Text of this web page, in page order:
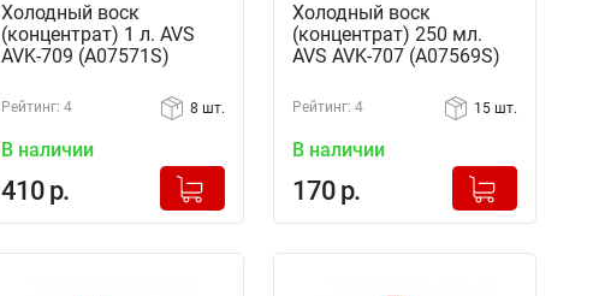
Холодный воск
(концентрат) 1 л. AVS
AVK-709 (A07571S)
Рейтинг: 4 8 шт.
В наличии
410 р.
+
Добавлено в корзину
Холодный воск
(концентрат) 250 мл.
AVS AVK-707 (A07569S)
Рейтинг: 4 15 шт.
В наличии
170 р.
+
Добавлено в корзину